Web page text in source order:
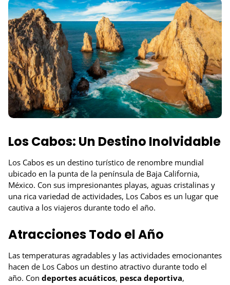
Los Cabos: Un Destino Inolvidable
Los Cabos es un destino turístico de renombre mundial
ubicado en la punta de la península de Baja California,
México. Con sus impresionantes playas, aguas cristalinas y
una rica variedad de actividades, Los Cabos es un lugar que
cautiva a los viajeros durante todo el año.
Atracciones Todo el Año
Las temperaturas agradables y las actividades emocionantes
hacen de Los Cabos un destino atractivo durante todo el
año. Con deportes acuáticos, pesca deportiva,